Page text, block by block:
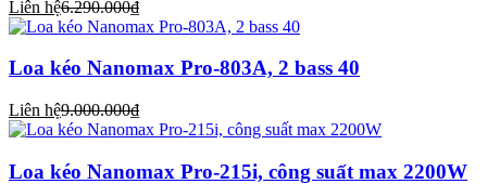
Liên hệ6.290.000₫
Loa kéo Nanomax Pro-803A, 2 bass 40
Liên hệ9.000.000₫
Loa kéo Nanomax Pro-215i, công suất max 2200W